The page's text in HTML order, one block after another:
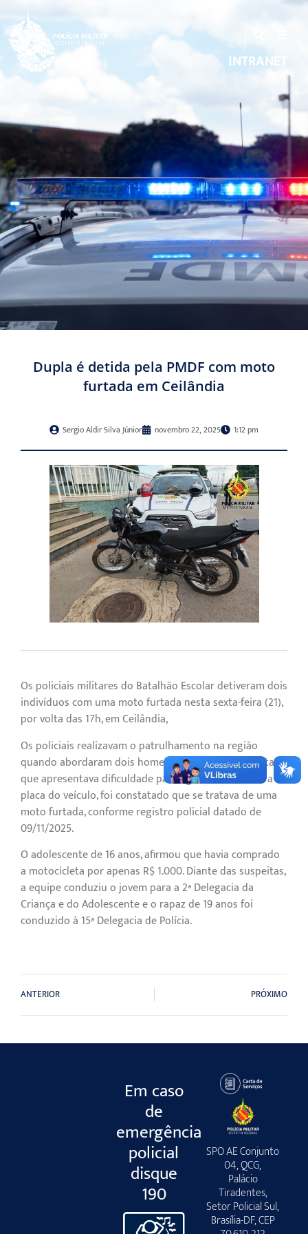
INTRANET
Dupla é detida pela PMDF com moto
furtada em Ceilândia
Sergio Aldir Silva Júnior novembro 22, 2025 1:12 pm
Os policiais militares do Batalhão Escolar detiveram dois
indivíduos com uma moto furtada nesta sexta-feira (21),
por volta das 17h, em Ceilândia,
Os policiais realizavam o patrulhamento na região
quando abordaram dois homens em uma motocicleta
que apresentava dificuldade para ligar. Ao consultar a
placa do veículo, foi constatado que se tratava de uma
moto furtada, conforme registro policial datado de
09/11/2025.
O adolescente de 16 anos, afirmou que havia comprado
a motocicleta por apenas R$ 1.000. Diante das suspeitas,
a equipe conduziu o jovem para a 2ª Delegacia da
Criança e do Adolescente e o rapaz de 19 anos foi
conduzido à 15ª Delegacia de Polícia.
ANTERIOR PRÓXIMO
Em caso
de
emergência
policial
disque
190
SPO AE Conjunto
04, QCG,
Palácio
Tiradentes,
Setor Policial Sul,
Brasília-DF, CEP